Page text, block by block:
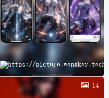
云
14